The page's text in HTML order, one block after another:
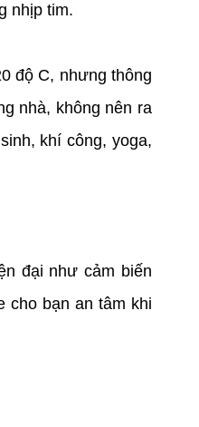
nhịp tim.
độ C, nhưng thông
nhà, không nên ra
khí công, yoga,
đại như cảm biến
cho bạn an tâm khi